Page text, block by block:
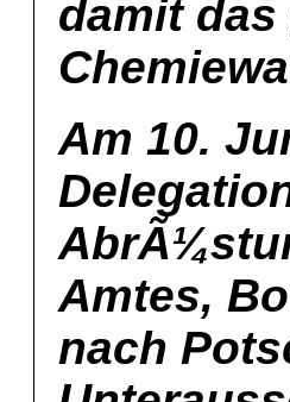
damit
Am 10.
Amtes,
nach